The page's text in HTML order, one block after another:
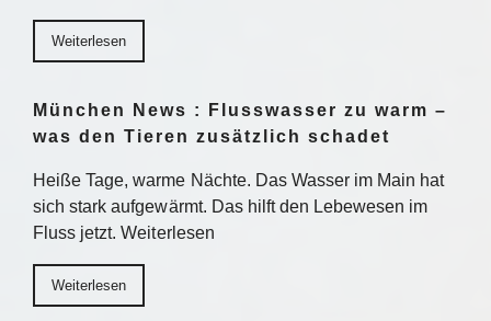
Weiterlesen
München News : Flusswasser zu warm –
was den Tieren zusätzlich schadet
Heiße Tage, warme Nächte. Das Wasser im Main hat
sich stark aufgewärmt. Das hilft den Lebewesen im
Fluss jetzt. Weiterlesen
Weiterlesen